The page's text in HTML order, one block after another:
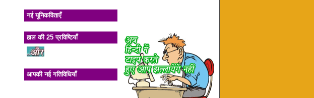
नई यूनिकविताएँ
हाल की 25 प्रविष्टियाँ
आपकी नई गतिविधियाँ